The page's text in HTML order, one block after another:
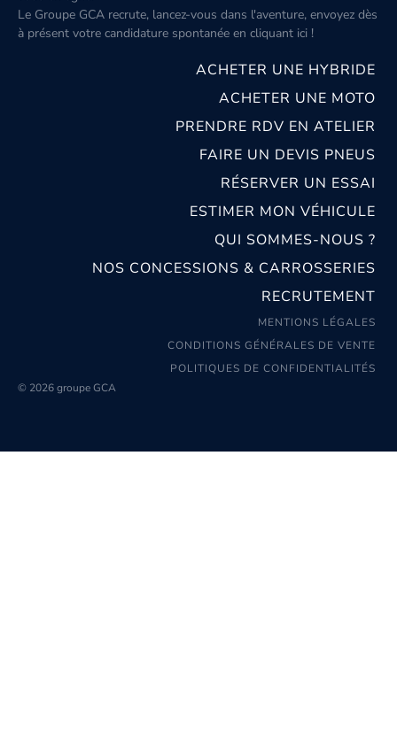
Le Groupe GCA recrute, lancez-vous dans l'aventure, envoyez dès
à présent votre candidature spontanée en cliquant ici !
ACHETER UNE HYBRIDE
ACHETER UNE MOTO
PRENDRE RDV EN ATELIER
FAIRE UN DEVIS PNEUS
RÉSERVER UN ESSAI
ESTIMER MON VÉHICULE
QUI SOMMES-NOUS ?
NOS CONCESSIONS & CARROSSERIES
RECRUTEMENT
MENTIONS LÉGALES
CONDITIONS GÉNÉRALES DE VENTE
POLITIQUES DE CONFIDENTIALITÉS
© 2026 groupe GCA